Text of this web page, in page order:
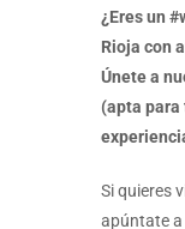
¿Eres un
Rioja con
Únete a
(apta
Si quieres
apúntate